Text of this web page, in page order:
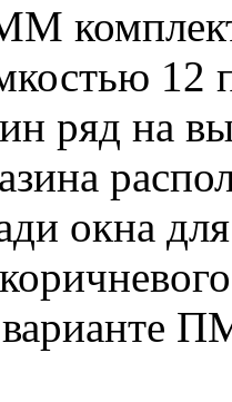
12
ряд на
окна